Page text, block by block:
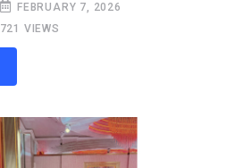
FEBRUARY 7, 2026
721 VIEWS